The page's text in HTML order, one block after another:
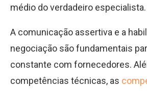
médio do verdadeiro especialista.
A comunicação assertiva e a
negociação são fundamentais
constante com fornecedores.
competências técnicas, as